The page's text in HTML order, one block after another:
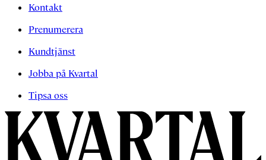
Kontakt
Prenumerera
Kundtjänst
Jobba på Kvartal
Tipsa oss